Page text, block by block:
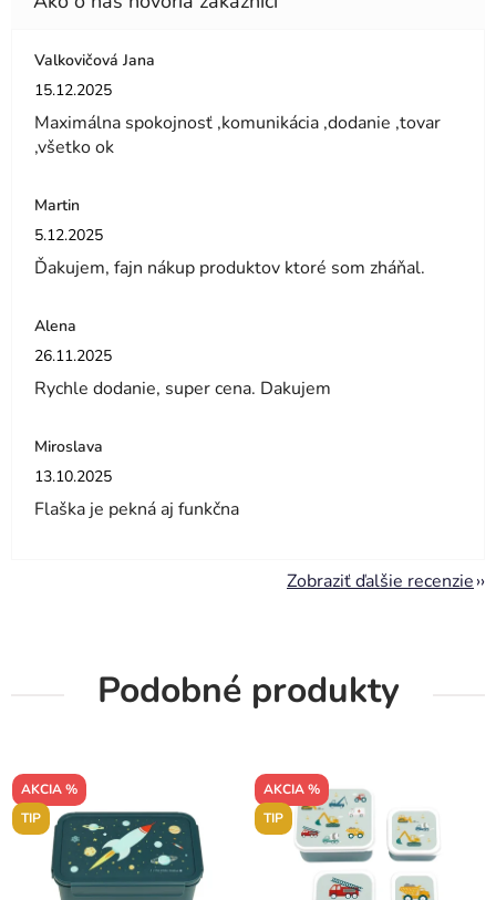
Valkovičová Jana
Hodnotenie obchodu je 5 z 5 hviezdičiek.
15.12.2025
Maximálna spokojnosť ,komunikácia ,dodanie ,tovar
,všetko ok
Martin
Hodnotenie obchodu je 5 z 5 hviezdičiek.
5.12.2025
Ďakujem, fajn nákup produktov ktoré som zháňal.
Alena
Hodnotenie obchodu je 5 z 5 hviezdičiek.
26.11.2025
Rychle dodanie, super cena. Dakujem
Miroslava
Hodnotenie obchodu je 5 z 5 hviezdičiek.
13.10.2025
Flaška je pekná aj funkčna
Zobraziť ďalšie recenzie
Podobné produkty
AKCIA %
TIP
AKCIA %
TIP